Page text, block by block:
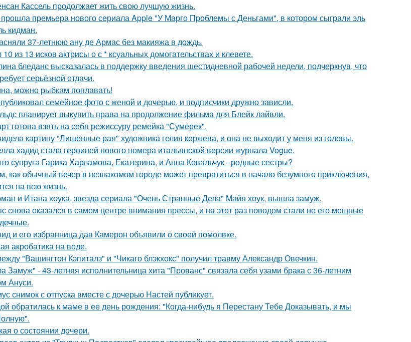
Кассель продолжает жить свою лучшую жизнь.
премьера нового сериала Apple "У Марго Проблемы с Деньгами", в котором сыграли эль
кидман.
37-летнюю ану де Армас без макияжа в дождь.
из 13 исков актрисы о с * ксуальных домогательствах и клевете.
бледанс высказалась в поддержку введения шестидневной рабочей недели, подчеркнув, что
серьёзной отдачи.
можно рыбкам поплавать!
семейное фото с женой и дочерью, и подписчики дружно зависли.
планирует выкупить права на продолжение фильма для Блейк лайвли.
готова взять на себя режиссуру ремейка "Сумерек".
картину "Лишённые рая" художника гелия коржева, и она не выходит у меня из головы.
хадид стала героиней нового номера итальянской версии журнала Vogue.
супруга Гарика Харламова, Екатерина, и Анна Ковальчук - родные сестры?
как обычный вечер в незнакомом городе может превратиться в начало безумного приключения,
на всю жизнь.
и Итана хоука, звезда сериала "Очень Странные Дела" Майя хоук, вышла замуж.
снова оказался в самом центре внимания прессы, и на этот раз поводом стали не его мощные
и его избранница дав Камерон объявили о своей помолвке.
акробатика на воде.
"Вашингтон Кэпиталз" и "Чикаго блэкхокс" получил травму Александр Овечкин.
- 43-летняя исполнительница хита "Прованс" связала себя узами брака с 36-летним
Ануси.
снимок с отпуска вместе с дочерью Настей публикует.
обратилась к маме в ее день рождения: "Когда-нибудь я Перестану Тебе Доказывать, и мы
о состоянии дочери.